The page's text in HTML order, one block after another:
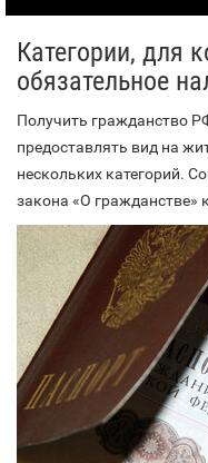
Категории, для
обязательное
Получить гражданство
предоставлять вид на
нескольких категорий.
закона «О гражданстве»